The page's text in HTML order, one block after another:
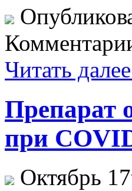
Читать
Препарат
при
Октябрь